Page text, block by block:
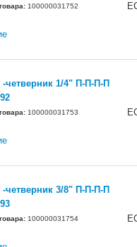
100000031752
-четверник 1/4" П-П-П-П
100000031753
-четверник 3/8" П-П-П-П
100000031754